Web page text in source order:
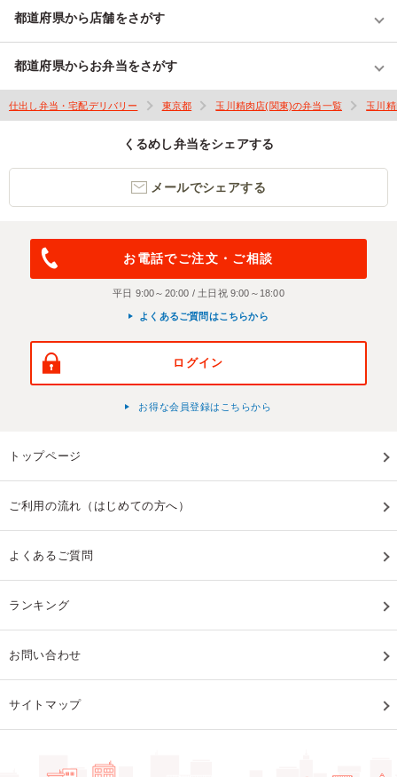
都道府県から店舗をさがす
都道府県からお弁当をさがす
仕出し弁当・宅配デリバリー 東京都 玉川精肉店(関東)の弁当一覧 玉川
くるめし弁当をシェアする
メールでシェアする
お電話でご注文・ご相談
平日 9:00～20:00 / 土日祝 9:00～18:00
よくあるご質問はこちらから
ログイン
お得な会員登録はこちらから
トップページ
ご利用の流れ（はじめての方へ）
よくあるご質問
ランキング
お問い合わせ
サイトマップ